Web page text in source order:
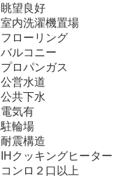
眺望良好
室内洗濯機置場
フローリング
バルコニー
プロパンガス
公営水道
公共下水
電気有
駐輪場
耐震構造
IHクッキングヒーター
コンロ２口以上